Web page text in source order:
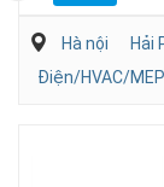
Hà nội Hải
Điện/HVAC/MEP